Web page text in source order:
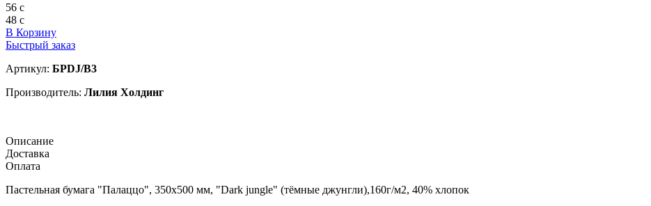
56 c
48 c
В Корзину
Быстрый заказ
Артикул: БPDJ/B3
Производитель: Лилия Холдинг
Описание
Доставка
Оплата
Пастельная бумага "Палаццо", 350х500 мм, "Dark jungle" (тёмные джунгли),160г/м2, 40% хлопок